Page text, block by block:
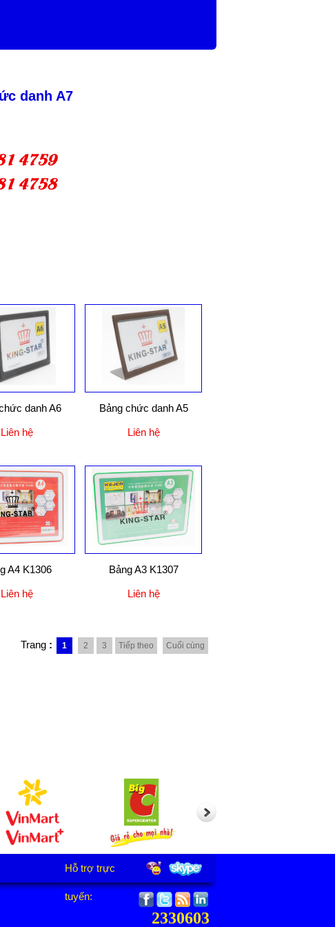
danh A7
4759
4758
danh A6
Liên hệ
Bảng chức danh A5
Liên hệ
A4 K1306
Liên hệ
Bảng A3 K1307
Liên hệ
Trang : 1 2 3 Tiếp theo Cuối cùng
Hỗ trợ trực
tuyến:
2330603